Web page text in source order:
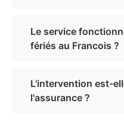
Le service
fériés au Francois ?
L'intervention est-
l'assurance ?